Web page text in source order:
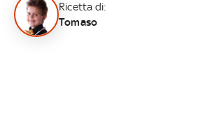
Ricetta di:
Tomaso